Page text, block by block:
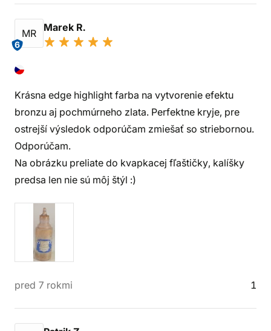
MR
6
Marek R.
Krásna edge highlight farba na vytvorenie efektu
bronzu aj pochmúrneho zlata. Perfektne kryje, pre
ostrejší výsledok odporúčam zmiešať so striebornou.
Odporúčam.
Na obrázku preliate do kvapkacej fľaštičky, kalíšky
predsa len nie sú môj štýl :)
pred 7 rokmi 1